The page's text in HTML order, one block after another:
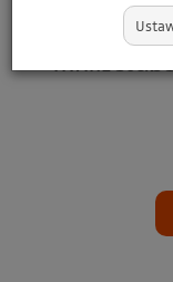
PATINE Socks